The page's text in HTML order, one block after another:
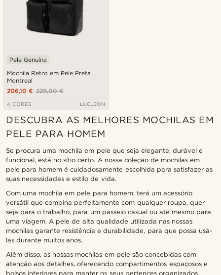
Mochila Retro em Pele Preta
Montreal
Pele Genuína
229,00 €
206,10 €
4 CORES LUCLEON
DESCUBRA AS MELHORES MOCHILAS EM
PELE PARA HOMEM
Se procura uma mochila em pele que seja elegante, durável e
funcional, está no sítio certo. A nossa coleção de mochilas em
pele para homem é cuidadosamente escolhida para satisfazer as
suas necessidades e estilo de vida.
Com uma mochila em pele para homem, terá um acessório
versátil que combina perfeitamente com qualquer roupa, quer
seja para o trabalho, para um passeio casual ou até mesmo para
uma viagem. A pele de alta qualidade utilizada nas nossas
mochilas garante resistência e durabilidade, para que possa usá-
las durante muitos anos.
Além disso, as nossas mochilas em pele são concebidas com
atenção aos detalhes, oferecendo compartimentos espaçosos e
bolsos interiores para manter os seus pertences organizados.